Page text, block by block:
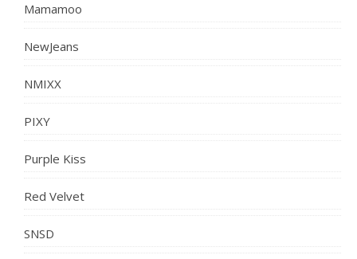
Mamamoo
NewJeans
NMIXX
PIXY
Purple Kiss
Red Velvet
SNSD